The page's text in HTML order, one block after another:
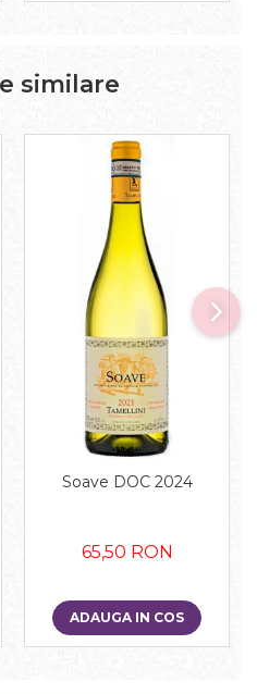
similare
Soave DOC 2024
65,50 RON
ADAUGA IN COS